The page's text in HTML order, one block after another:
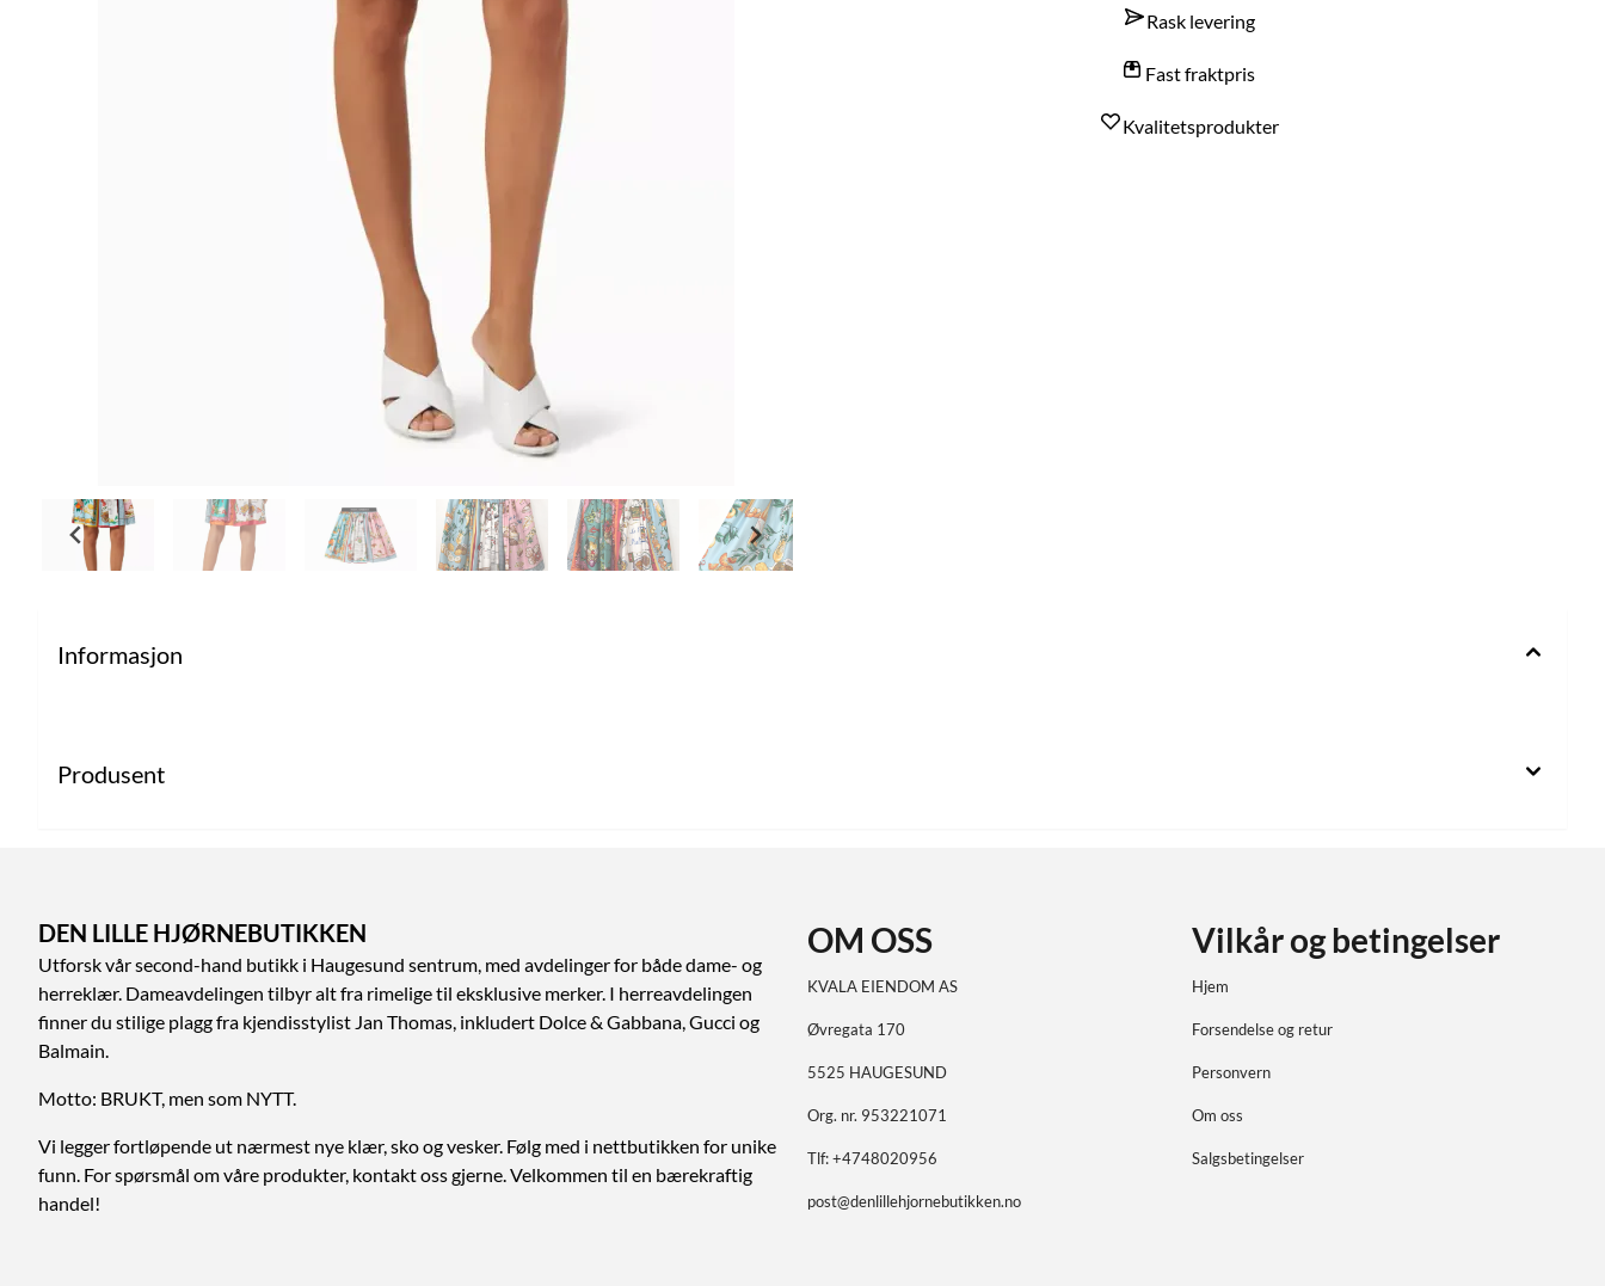
Rask levering
Fast fraktpris
Kvalitetsprodukter
Informasjon
Produsent
DEN LILLE HJØRNEBUTIKKEN
Utforsk vår second-hand butikk i Haugesund sentrum, med avdelinger for både dame- og
herreklær. Dameavdelingen tilbyr alt fra rimelige til eksklusive merker. I herreavdelingen
finner du stilige plagg fra kjendisstylist Jan Thomas, inkludert Dolce & Gabbana, Gucci og
Balmain.
Motto: BRUKT, men som NYTT.
Vi legger fortløpende ut nærmest nye klær, sko og vesker. Følg med i nettbutikken for unike
funn. For spørsmål om våre produkter, kontakt oss gjerne. Velkommen til en bærekraftig
handel!
OM OSS
KVALA EIENDOM AS
Øvregata 170
5525 HAUGESUND
Org. nr. 953221071
Tlf:+4748020956
post@denlillehjornebutikken.no
Vilkår og betingelser
Hjem
Forsendelse og retur
Personvern
Om oss
Salgsbetingelser